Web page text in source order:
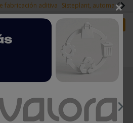
fabricación aditiva Sisteplant,
Login empresas
PREMIUM
×